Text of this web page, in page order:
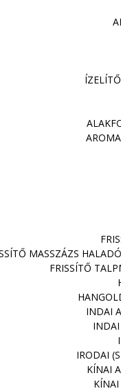
MASSZÁZS
FRISSÍTŐ
INDAI
INDAI
IRODAI
KÍNAI
KÍNAI